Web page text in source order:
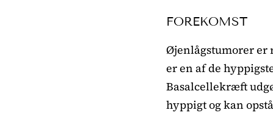
FOREKOMST
Øjenlågstumorer er
er en af de
Basalcellekræft
hyppigt og kan